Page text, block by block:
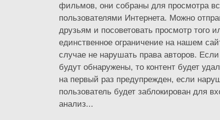
фильмов, они собраны для просмотра
пользователями Интернета. Можно
друзьям и посоветовать просмотр того
единственное ограничение на нашем
случае не нарушать права авторов.
будут обнаружены, то контент будет
на первый раз предупрежден, если
пользователь будет заблокирован для
анализ...